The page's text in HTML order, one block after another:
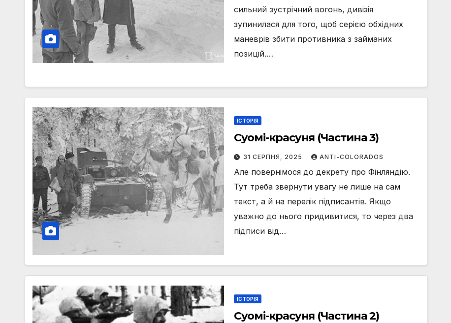
сильний зустрічний вогонь, дивізія
зупинилася для того, щоб серією обхідних
маневрів збити противника з займаних
позицій.…
ІСТОРІЯ
Суомі-красуня (Частина 3)
31 СЕРПНЯ, 2025 ANTI-COLORADOS
Але повернімося до декрету про Фінляндію.
Тут треба звернути увагу не лише на сам
текст, а й на перелік підписантів. Якщо
уважно до нього придивитися, то через два
підписи від…
ІСТОРІЯ
Суомі-красуня (Частина 2)